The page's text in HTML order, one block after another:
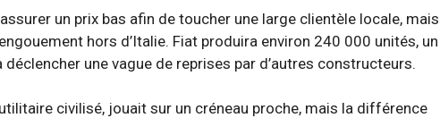
un prix bas afin de toucher une large clientèle locale, mais
hors d’Italie. Fiat produira environ 240 000 unités,
déclencher une vague de reprises par d’autres constructeurs.
civilisé, jouait sur un créneau proche, mais la différence